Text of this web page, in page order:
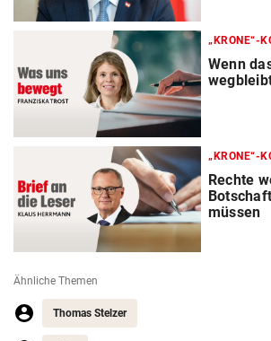
„KRONE“-
Wenn
„KRONE“-
Rechte
müssen
Ähnliche Themen
Thomas Stelzer